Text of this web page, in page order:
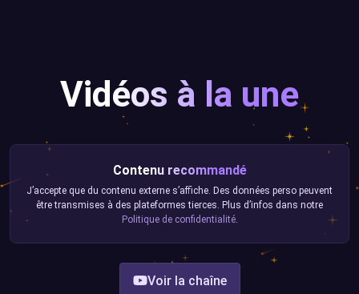
Vidéos à la une
Contenu recommandé
J’accepte que du contenu externe s’affiche. Des données perso peuvent
être transmises à des plateformes tierces. Plus d’infos dans notre
Politique de confidentialité.
Voir la chaîne